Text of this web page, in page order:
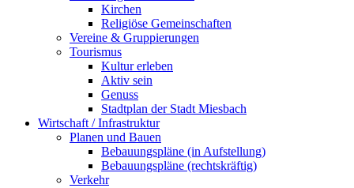
Kirchen
Religiöse Gemeinschaften
Vereine & Gruppierungen
Tourismus
Kultur erleben
Aktiv sein
Genuss
Stadtplan der Stadt Miesbach
Wirtschaft / Infrastruktur
Planen und Bauen
Bebauungspläne (in Aufstellung)
Bebauungspläne (rechtskräftig)
Verkehr